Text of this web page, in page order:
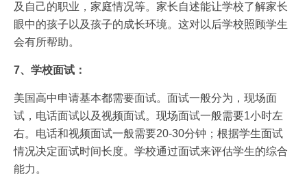
及自己的职业，家庭情况等。家长自述能让学校了解家长
眼中的孩子以及孩子的成长环境。这对以后学校照顾学生
会有所帮助。
7、学校面试：
美国高中申请基本都需要面试。面试一般分为，现场面
试，电话面试以及视频面试。现场面试一般需要1小时左
右。电话和视频面试一般需要20-30分钟；根据学生面试
情况决定面试时间长度。学校通过面试来评估学生的综合
能力。